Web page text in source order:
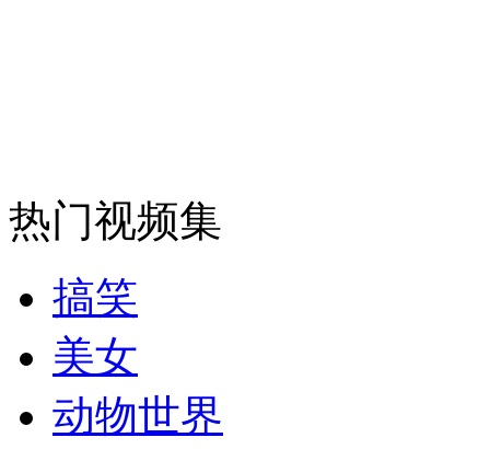
司机酒驾遇交警 急速倒车逃窜
热门视频集
搞笑
美女
动物世界